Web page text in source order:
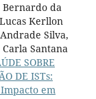
Bernardo da
Kerllon
Silva,
Santana
SOBRE
DE ISTs:
em